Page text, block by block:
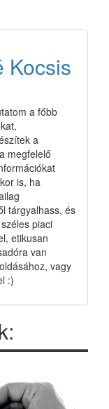
Kocsis
a főbb
a
megfelelő
is, ha
tárgyalhass, és
piaci
etikusan
van
vagy
:)